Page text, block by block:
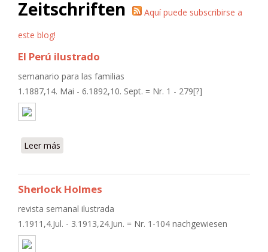
Zeitschriften
Aquí puede subscribirse a
este blog!
El Perú ilustrado
semanario para las familias
1.1887,14. Mai - 6.1892,10. Sept. = Nr. 1 - 279[?]
Leer más
Sherlock Holmes
revista semanal ilustrada
1.1911,4.Jul. - 3.1913,24.Jun. = Nr. 1-104 nachgewiesen